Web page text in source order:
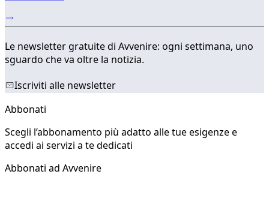
Le newsletter gratuite di Avvenire: ogni settimana, uno
sguardo che va oltre la notizia.
Iscriviti alle newsletter
Abbonati
Scegli l’abbonamento più adatto alle tue esigenze e
accedi ai servizi a te dedicati
Abbonati ad Avvenire